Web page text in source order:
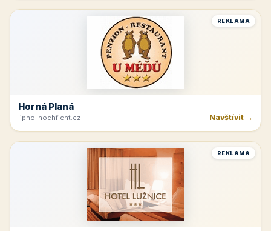
REKLAMA
Horná Planá
lipno-hochficht.cz Navštívit →
REKLAMA